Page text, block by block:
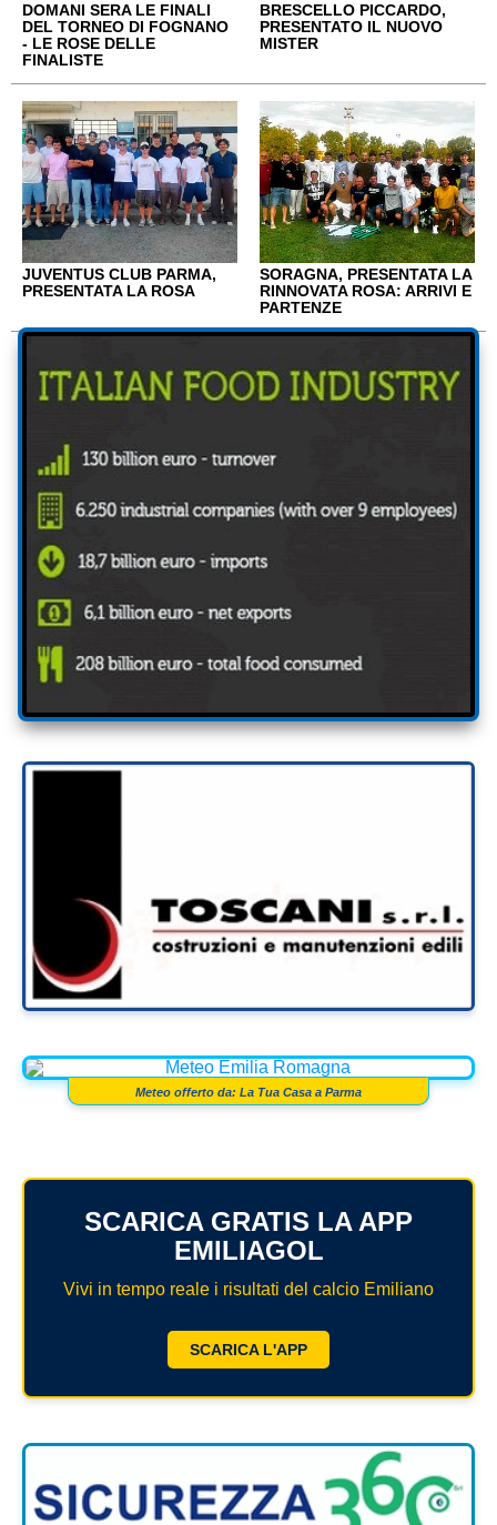
DOMANI SERA LE FINALI
DEL TORNEO DI FOGNANO
- LE ROSE DELLE
FINALISTE
BRESCELLO PICCARDO,
PRESENTATO IL NUOVO
MISTER
JUVENTUS CLUB PARMA,
PRESENTATA LA ROSA
SORAGNA, PRESENTATA LA
RINNOVATA ROSA: ARRIVI E
PARTENZE
Meteo offerto da: La Tua Casa a Parma
SCARICA GRATIS LA APP
EMILIAGOL
Vivi in tempo reale i risultati del calcio Emiliano
SCARICA L'APP